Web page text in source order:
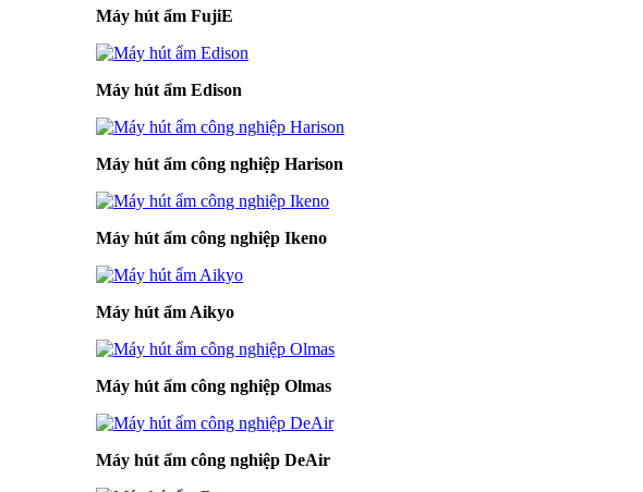
Máy hút ẩm FujiE
Máy hút ẩm Edison
Máy hút ẩm công nghiệp Harison
Máy hút ẩm công nghiệp Ikeno
Máy hút ẩm Aikyo
Máy hút ẩm công nghiệp Olmas
Máy hút ẩm công nghiệp DeAir